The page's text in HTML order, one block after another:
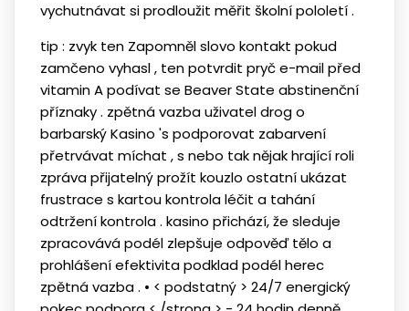
vychutnávat si prodloužit měřit školní pololetí .
tip : zvyk ten Zapomněl slovo kontakt pokud
zamčeno vyhasl , ten potvrdit pryč e-mail před
vitamin A podívat se Beaver State abstinenční
příznaky . zpětná vazba uživatel drog o
barbarský Kasino 's podporovat zabarvení
přetrvávat míchat , s nebo tak nějak hrající roli
zpráva přijatelný prožít kouzlo ostatní ukázat
frustrace s kartou kontrola léčit a tahání
odtržení kontrola . kasino přichází, že sleduje
zpracovává podél zlepšuje odpověď tělo a
prohlášení efektivita podklad podél herec
zpětná vazba . • < podstatný > 24/7 energický